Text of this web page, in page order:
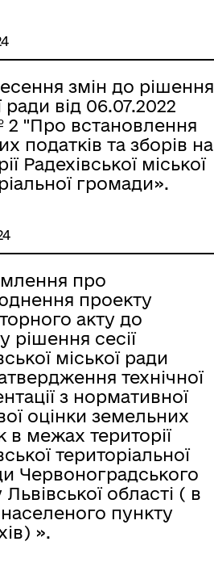
змін до рішення
ради від 06.07.2022
"Про встановлення
податків та зборів на
Радехівської міської
громади».
про
проекту
акту до
рішення сесії
міської ради
технічної
з нормативної
оцінки земельних
в межах території
територіальної
Червоноградського
області ( в
пункту
».